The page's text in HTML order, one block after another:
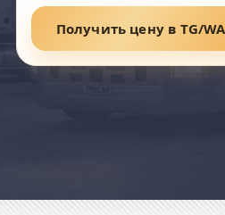
Получить цену в TG/